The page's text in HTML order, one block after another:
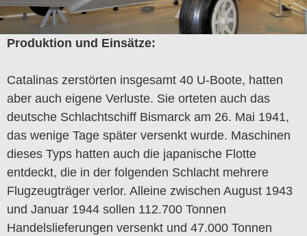
Produktion und Einsätze:
Catalinas zerstörten insgesamt 40 U-Boote, hatten
aber auch eigene Verluste. Sie orteten auch das
deutsche Schlachtschiff Bismarck am 26. Mai 1941,
das wenige Tage später versenkt wurde. Maschinen
dieses Typs hatten auch die japanische Flotte
entdeckt, die in der folgenden Schlacht mehrere
Flugzeugträger verlor. Alleine zwischen August 1943
und Januar 1944 sollen 112.700 Tonnen
Handelslieferungen versenkt und 47.000 Tonnen